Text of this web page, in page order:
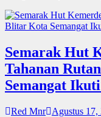
Semarak Hut
Tahanan
Semangat
Red Mnr
Agustus 17,